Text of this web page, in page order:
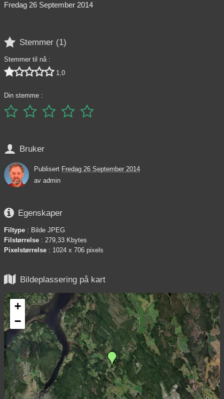
Fredag 26 September 2014
 Stemmer (1)
Stemmer til nå :
 1,0
Din stemme :
    
 Bruker
Publisert Fredag 26 September 2014
av admin
 Egenskaper
Filtype : Bilde JPEG
Filstørrelse : 279,33 Kbytes
Pixelstørrelse : 1024 x 706 pixels
 Bildeplassering på kart
+
−